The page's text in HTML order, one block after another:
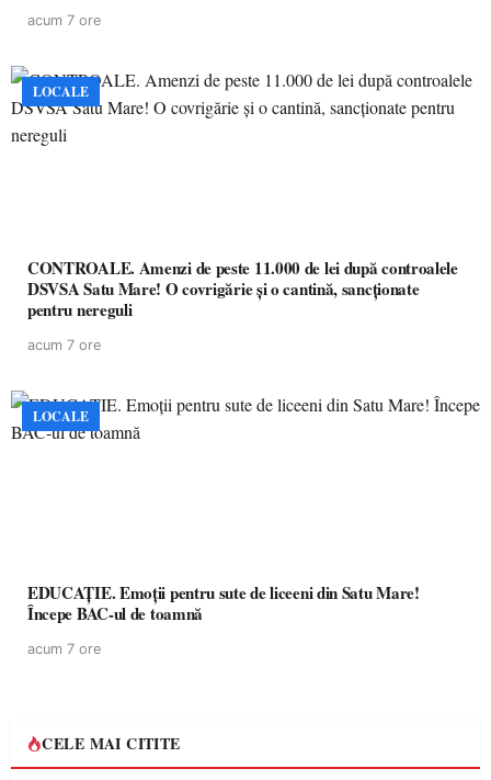
acum 7 ore
LOCALE
CONTROALE. Amenzi de peste 11.000 de lei după controalele
DSVSA Satu Mare! O covrigărie și o cantină, sancționate
pentru nereguli
acum 7 ore
LOCALE
EDUCAȚIE. Emoții pentru sute de liceeni din Satu Mare!
Începe BAC-ul de toamnă
acum 7 ore
CELE MAI CITITE